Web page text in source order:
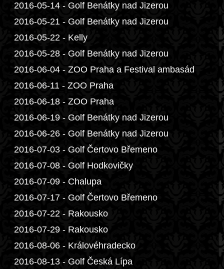
2016-05-14 - Golf Benátky nad Jizerou
2016-05-21 - Golf Benátky nad Jizerou
2016-05-22 - Kelly
2016-05-28 - Golf Benátky nad Jizerou
2016-06-04 - ZOO Praha a Festival ambasád
2016-06-11 - ZOO Praha
2016-06-18 - ZOO Praha
2016-06-19 - Golf Benátky nad Jizerou
2016-06-26 - Golf Benátky nad Jizerou
2016-07-03 - Golf Čertovo Břemeno
2016-07-08 - Golf Hodkovičky
2016-07-09 - Chalupa
2016-07-17 - Golf Čertovo Břemeno
2016-07-22 - Rakousko
2016-07-29 - Rakousko
2016-08-06 - Královéhradecko
2016-08-13 - Golf Česká Lípa